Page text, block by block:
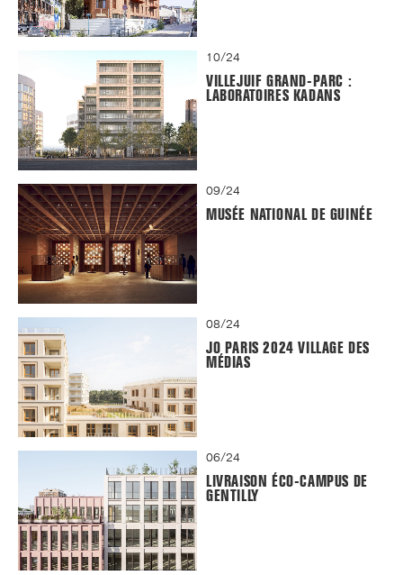
10/24
VILLEJUIF GRAND-PARC :
LABORATOIRES KADANS
09/24
MUSÉE NATIONAL DE GUINÉE
08/24
JO PARIS 2024 VILLAGE DES
MÉDIAS
06/24
LIVRAISON ÉCO-CAMPUS DE
GENTILLY